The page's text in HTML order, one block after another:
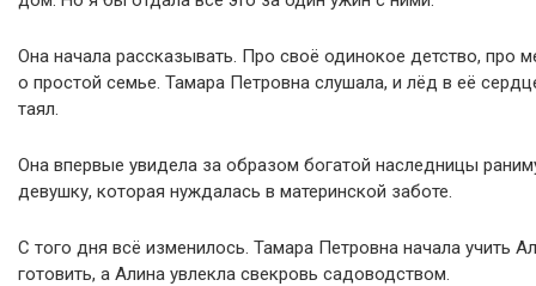
Она начала рассказывать. Про своё одинокое детство, про
о простой семье. Тамара Петровна слушала, и лёд в её
таял.
Она впервые увидела за образом богатой наследницы
девушку, которая нуждалась в материнской заботе.
С того дня всё изменилось. Тамара Петровна начала учить
готовить, а Алина увлекла свекровь садоводством.